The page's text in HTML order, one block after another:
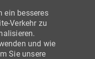
ein besseres
Verkehr zu
und wie
Sie unsere